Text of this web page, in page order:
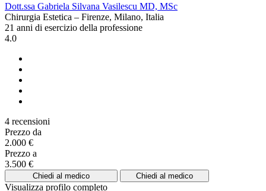
Dott.ssa Gabriela Silvana Vasilescu MD, MSc
Chirurgia Estetica – Firenze, Milano, Italia
21 anni di esercizio della professione
4.0
4 recensioni
Prezzo da
2.000 €
Prezzo a
3.500 €
Chiedi al medico Chiedi al medico
Visualizza profilo completo